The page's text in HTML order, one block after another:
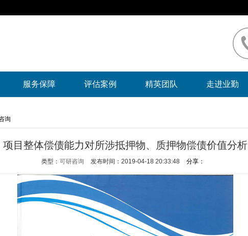
服务保障 评估案例 精英团队 走进业勤
询
项目整体偿债能力对所涉抵押物、质押物偿债价值分析
类型： 可研咨询 发布时间：2019-04-18 20:33:48 分享：